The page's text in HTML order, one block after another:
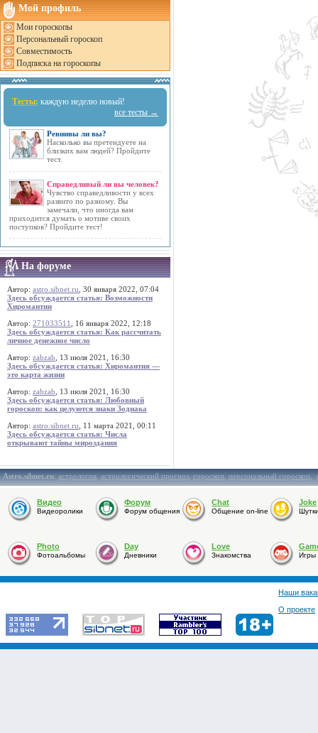
Мой профиль
Мои гороскопы
Персональный гороскоп
Совместимость
Подписка на гороскопы
Тесты: каждую неделю новый!
все тесты →
Ревнивы ли вы?
Насколько вы претендуете на
близких вам людей? Пройдите
тест.
Справедливый ли вы человек?
Чувство справедливости у всех
развито по разному. Вы
замечали, что иногда вам
приходится думать о мотиве своих
поступков? Пройдите тест!
На форуме
Автор: astro.sibnet.ru , 30 января 2022, 07:04
Здесь обсуждается статья: Возможности
Хиромантии
Автор: 271033511
, 16 января 2022, 12:18
Здесь обсуждается статья: Как рассчитать
личное денежное число
Автор: zabzab , 13 июля 2021, 16:30
Здесь обсуждается статья: Хиромантия —
это карта жизни
Автор: zabzab , 13 июля 2021, 16:30
Здесь обсуждается статья: Любовный
гороскоп: как целуются знаки Зодиака
Автор: astro.sibnet.ru , 11 марта 2021, 00:11
Здесь обсуждается статья: Числа
открывают тайны мироздания
Astro.sibnet.ru:астрология,астрологический прогноз,гороскоп,персональный гороскоп,
Видео
Видеоролики
Форум
Форум общения
Chat
Общение on-line
Joke
Photo
Фотоальбомы
Day
Дневники
Love
Знакомства Игры
Наши
О проекте